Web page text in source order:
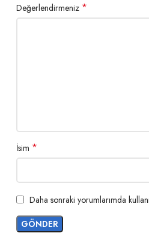
Değerlendirmeniz *
İsim *
Daha sonraki yorumlarımda